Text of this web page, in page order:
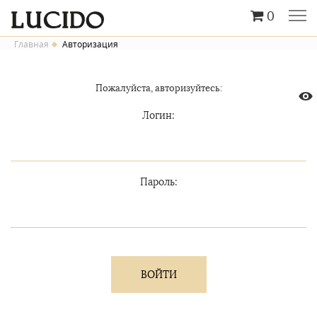
0
Главная Авторизация
Пожалуйста, авторизуйтесь:
Логин:
Пароль: